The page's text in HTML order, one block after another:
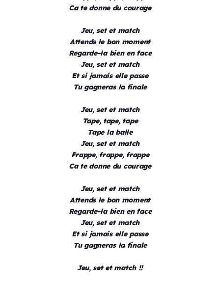
Ca te donne du courage
Jeu, set et match
Attends le bon moment
Regarde-la bien en face
Jeu, set et match
Et si jamais elle passe
Tu gagneras la finale
Jeu, set et match
Tape, tape, tape
Tape la balle
Jeu, set et match
Frappe, frappe, frappe
Ca te donne du courage
Jeu, set et match
Attends le bon moment
Regarde-la bien en face
Jeu, set et match
Et si jamais elle passe
Tu gagneras la finale
Jeu, set et match !!